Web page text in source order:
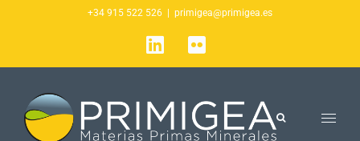
+34 915 522 526 primigea@primigea.es
LinkedIn
Flickr